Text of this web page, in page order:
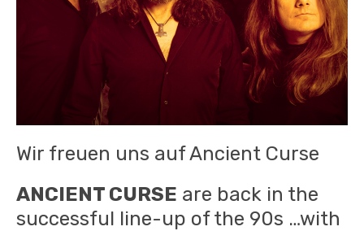
Wir freuen uns auf Ancient Curse
ANCIENT CURSE are back in the
successful line-up of the 90s …with